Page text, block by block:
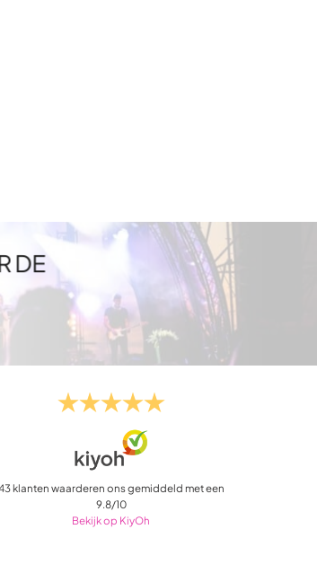
DE
klanten waarderen ons gemiddeld met een
9.8/10
Bekijk op KiyOh